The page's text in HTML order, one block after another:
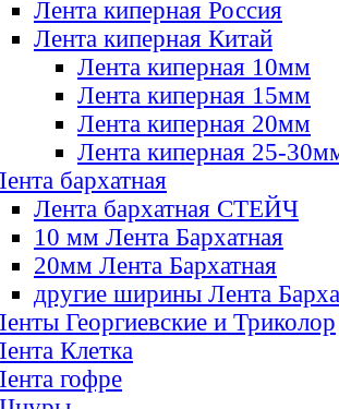
Лента киперная Россия
Лента киперная Китай
Лента киперная 10мм
Лента киперная 15мм
Лента киперная 20мм
Лента киперная 25-
бархатная
Лента бархатная СТЕЙЧ
10 мм Лента Бархатная
20мм Лента Бархатная
другие ширины Лента
Георгиевские и Триколор
Клетка
гофре